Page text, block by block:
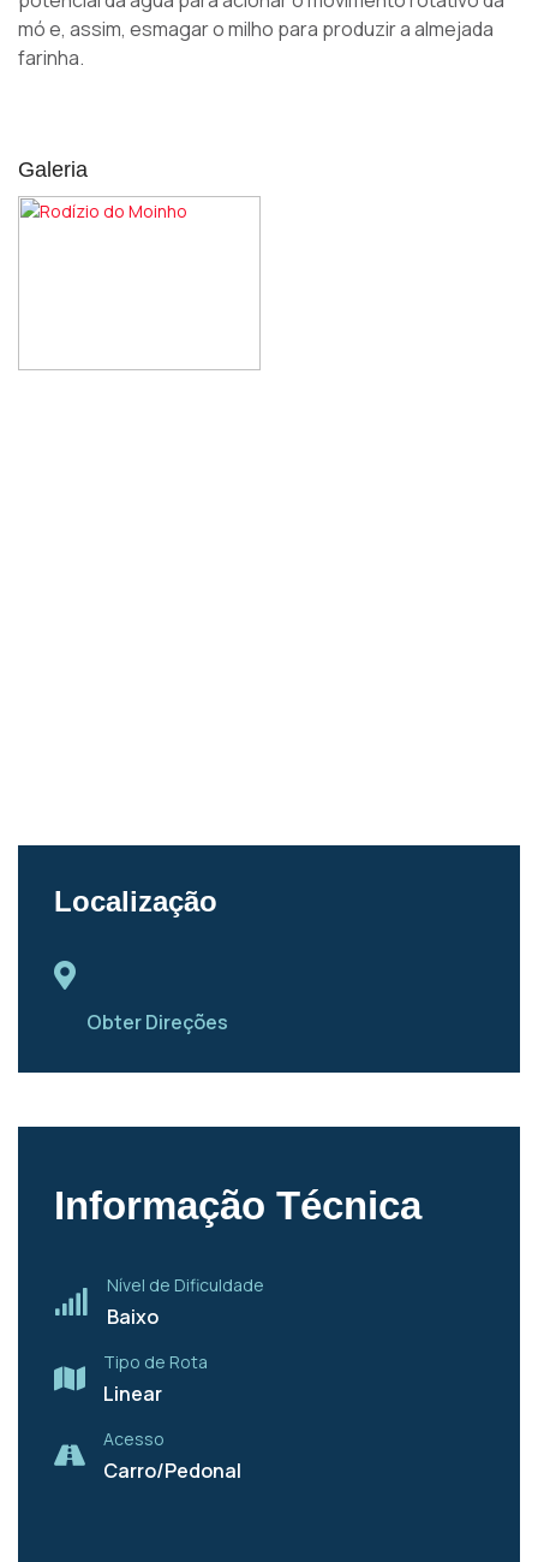
mó e, assim, esmagar o milho para produzir a almejada
farinha.
Galeria
Localização
Obter Direções
Informação Técnica
Nível de Dificuldade
Baixo
Tipo de Rota
Linear
Acesso
Carro/Pedonal